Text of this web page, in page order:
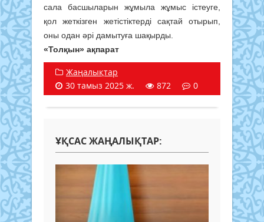
сала басшыларын жұмыла жұмыс істеуге,
қол жеткізген жетістіктерді сақтай отырып,
оны одан әрі дамытуға шақырды.
«Толқын» ақпарат
Жаңалықтар
30 тамыз 2025 ж.
872 0
ҰҚСАС ЖАҢАЛЫҚТАР: